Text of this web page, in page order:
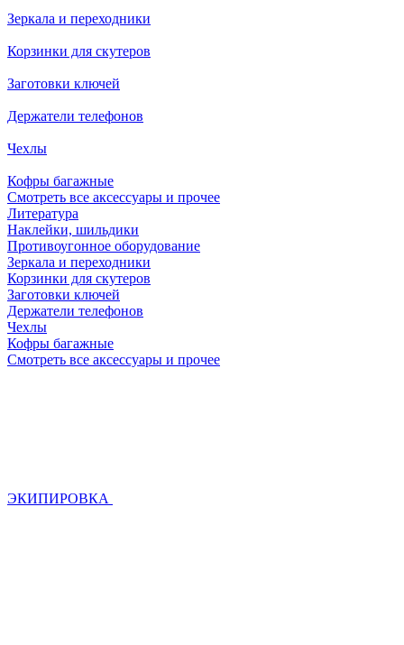
Зеркала и переходники
Корзинки для скутеров
Заготовки ключей
Держатели телефонов
Чехлы
Кофры багажные
Смотреть все аксессуары и прочее
Литература
Наклейки, шильдики
Противоугонное оборудование
Зеркала и переходники
Корзинки для скутеров
Заготовки ключей
Держатели телефонов
Чехлы
Кофры багажные
Смотреть все аксессуары и прочее
ЭКИПИРОВКА